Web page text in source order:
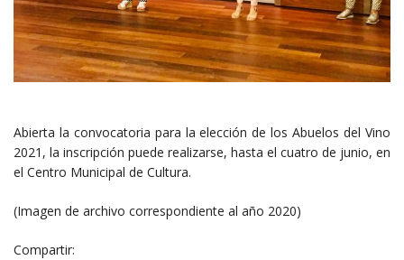
Abierta la convocatoria para la elección de los Abuelos del Vino
2021, la inscripción puede realizarse, hasta el cuatro de junio, en
el Centro Municipal de Cultura.
(Imagen de archivo correspondiente al año 2020)
Compartir: